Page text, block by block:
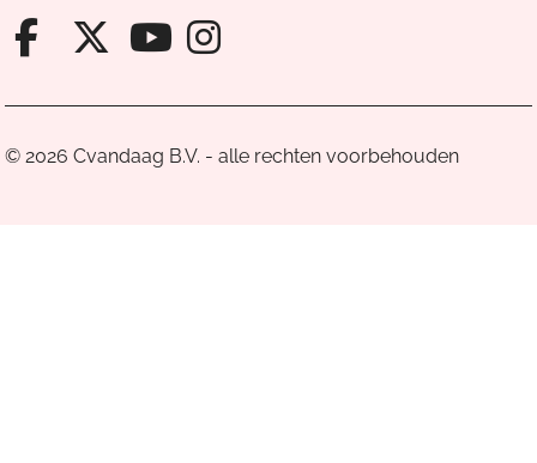
Facebook van Cvandaag
X van Cvandaag
Instagram van
© 2026 Cvandaag B.V. - alle rechten voorbehouden